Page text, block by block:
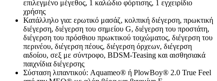
επιλεγμένο μέγεθος, 1 καλώδιο φόρτισης, 1 εγχειρίδιο
χρήσης
Κατάλληλο για: ερωτικό μασάζ, κολπική διέγερση, πρωκτική
διέγερση, διέγερση του σημείου G, διέγερση του προστάτη,
διέγερση του πρόσθιου πρωκτικού τοιχώματος, διέγερση του
περινέου, διέγερση πέους, διέγερση όρχεων, διέγερση
αιδοίου, σεξ με σύντροφο, BDSM-Teasing και αισθησιακά
παιχνίδια διέγερσης
Σύσταση λιπαντικού: Aquameo® ή PlowBoy® 2.0 True Feel